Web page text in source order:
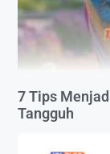
7 Tips
Tangguh